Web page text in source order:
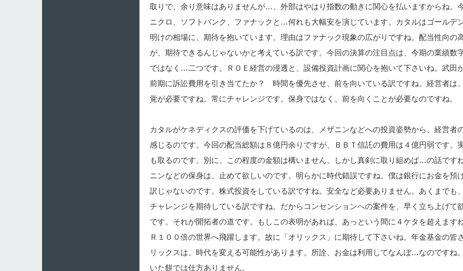
取りで、余り意味はありませんが…、外部はやはり指数の動きに関心を払いますからね。
ニクロ、ソフトバンク、ファナックと…何れも大幅安を演じています。カタルはゴールデ
明けの相場に、期待を抱いています。理由はファナック現象の広がりですね。配当性向の
が、期待できるんじゃないかと考えている訳です。今回の決算の注目点は、今期の業績数
ではなく…二つです。ＲＯＥ経営の浸透と、設備投資計画に関心を抱いて下さいね。武田が
前期に訴訟費用を引き当てたか？ 時間を優先させ、前を向いている訳ですね。経営者は
覚が必要ですね。常にチャレンジです。保身ではなく、前を向くことが必要なのですね。
カタルがケネディクスの評価を下げているのは、メザニンなどへの投資姿勢から、経営者
感じるのです。今回の配当総額は８億円余りですが、ＢＢＴ信託の費用は４億円弱です。
も取るのです。別に、この程度の金額は構いません。しかし真剣に取り組めば…の話です
ニンなどの保身は、止めて欲しいのです。明らかに時代錯誤ですね。僕は銀行にお金を預
訳じゃないのです。株式投資をしている訳ですね。安全など必要ありません。あくまでも
チャレンジを期待している訳ですね。だからコンセンションへの案件を、早く立ち上げて
です。それが開拓者の道です。もしこの表明があれば、あっという間に４ケタを超えます
Ｒ１００倍の世界へ飛躍します。故に「オリックス」に期待して下さいね。年金基金の皆
リックスは、時代を変える可能性があります。所詮、お金は利用してなんぼ…なのですね
いた餅では仕方ありません。